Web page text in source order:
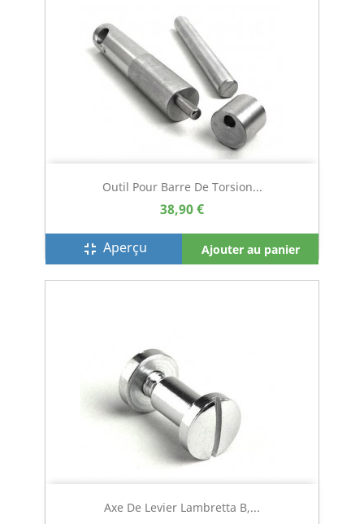
Outil Pour Barre De Torsion...
38,90 €
fullscreen_exit Aperçu Ajouter au panier
Axe De Levier Lambretta B,...